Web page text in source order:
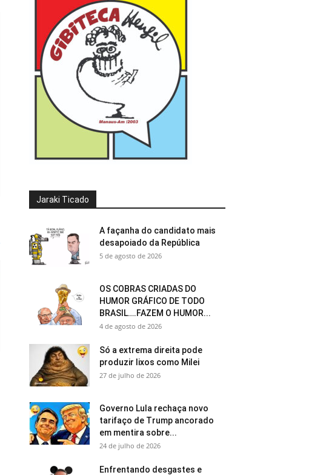
Jaraki Ticado
A façanha do candidato mais
desapoiado da República
5 de agosto de 2026
OS COBRAS CRIADAS DO
HUMOR GRÁFICO DE TODO
BRASIL….FAZEM O HUMOR...
4 de agosto de 2026
Só a extrema direita pode
produzir lixos como Milei
27 de julho de 2026
Governo Lula rechaça novo
tarifaço de Trump ancorado
em mentira sobre...
24 de julho de 2026
Enfrentando desgastes e